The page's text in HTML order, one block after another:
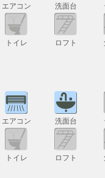
エアコン 洗面台
トイレ ロフト
エアコン 洗面台
トイレ ロフト